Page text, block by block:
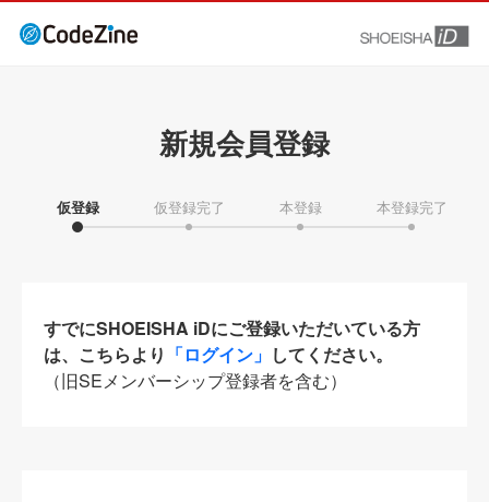
新規会員登録
仮登録 仮登録完了 本登録 本登録完了
すでにSHOEISHA iDにご登録いただいている方
は、こちらより 「ログイン」 してください。
（旧SEメンバーシップ登録者を含む）